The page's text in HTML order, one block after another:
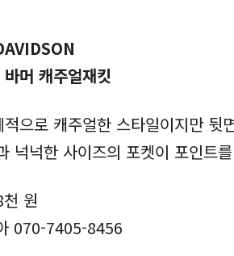
머 캐주얼재킷
으로 캐주얼한 스타일이지만 뒷
넉넉한 사이즈의 포켓이 포인트
원
070-7405-8456